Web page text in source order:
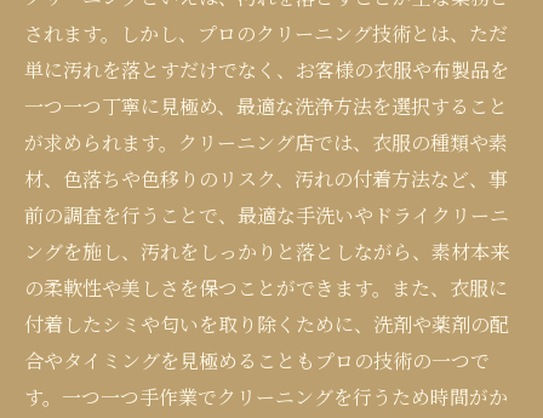
されます。しかし、プロのクリーニング技術とは、ただ
単に汚れを落とすだけでなく、お客様の衣服や布製品を
一つ一つ丁寧に見極め、最適な洗浄方法を選択すること
が求められます。クリーニング店では、衣服の種類や素
材、色落ちや色移りのリスク、汚れの付着方法など、事
前の調査を行うことで、最適な手洗いやドライクリーニ
ングを施し、汚れをしっかりと落としながら、素材本来
の柔軟性や美しさを保つことができます。また、衣服に
付着したシミや匂いを取り除くために、洗剤や薬剤の配
合やタイミングを見極めることもプロの技術の一つで
す。一つ一つ手作業でクリーニングを行うため時間がか